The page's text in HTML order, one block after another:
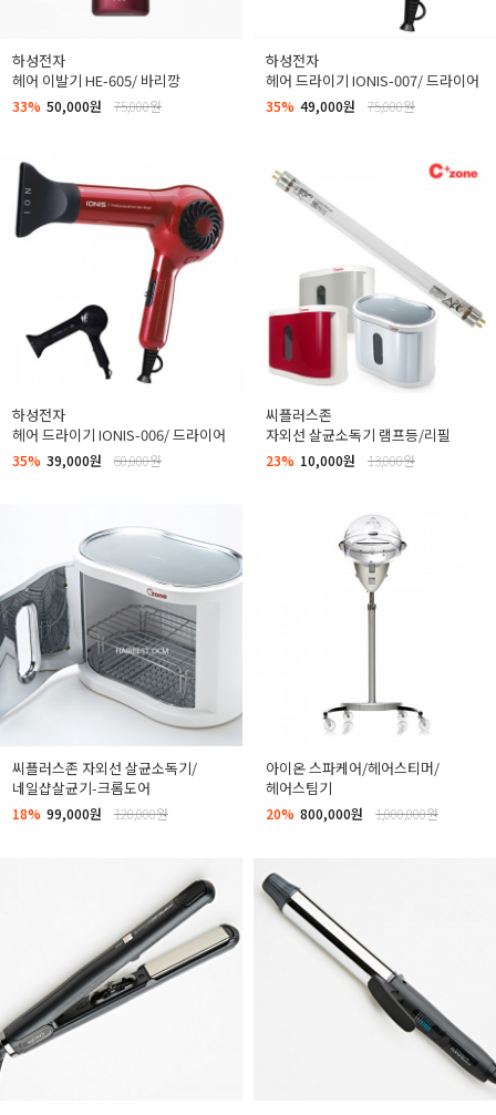
하성전자
헤어 이발기 HE-605/ 바리깡
33% 50,000원 75,000원
하성전자
헤어 드라이기 IONIS-007/ 드라이어
35% 49,000원 75,000원
하성전자
헤어 드라이기 IONIS-006/ 드라이어
35% 39,000원 60,000원
씨플러스존
자외선 살균소독기 램프등/리필
23% 10,000원 13,000원
씨플러스존 자외선 살균소독기/
네일샵살균기-크롬도어
18% 99,000원 120,000원
아이온 스파케어/헤어스티머/
헤어스팀기
20% 800,000원 1,000,000원